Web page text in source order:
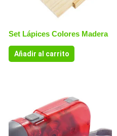
Set Lápices Colores Madera
Añadir al carrito